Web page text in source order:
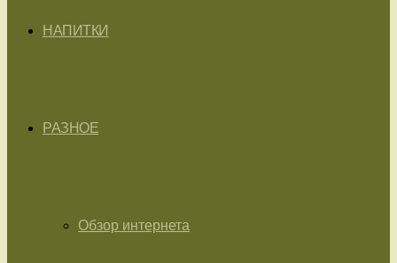
НАПИТКИ
РАЗНОЕ
Обзор интернета